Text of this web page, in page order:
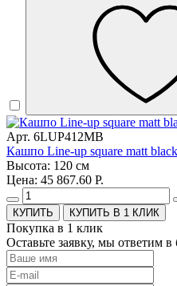
Арт. 6LUP412MB
Кашпо Line-up square matt
Высота: 120 см
Цена: 45 867.60 Р.
КУПИТЬ В 1 КЛИК
Покупка в 1 клик
Оставьте заявку, мы ответим